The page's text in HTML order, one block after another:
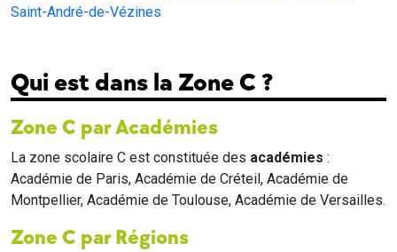
Saint-André-de-Vézines
Qui est dans la Zone C ?
Zone C par Académies
La zone scolaire C est constituée des académies :
Académie de Paris, Académie de Créteil, Académie de
Montpellier, Académie de Toulouse, Académie de Versailles.
Zone C par Régions